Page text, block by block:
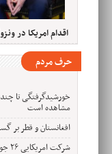
اقدام امریکا در
حرف مردم
خورشیدگرفتگی تا چند
مشاهده است
افغانستان و قطر بر
شرکت امریکایی ۲۶ جوجه را با تخم مصنوعی به دنیا آورد